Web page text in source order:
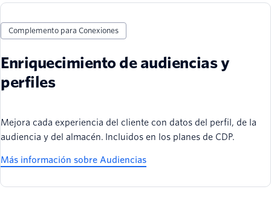
Complemento para Conexiones
Enriquecimiento de audiencias y
perfiles
Mejora cada experiencia del cliente con datos del perfil, de la
audiencia y del almacén. Incluidos en los planes de CDP.
Más información sobre Audiencias